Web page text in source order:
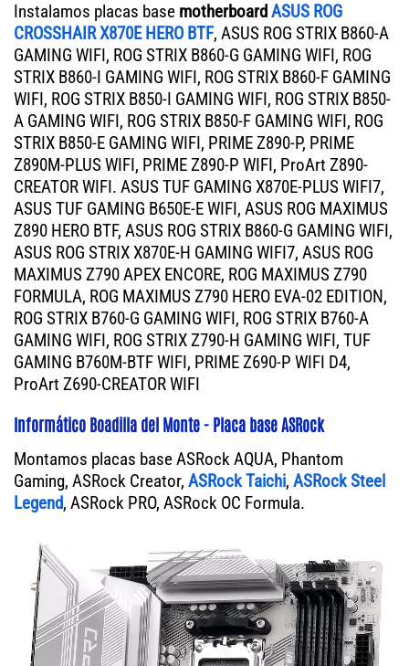
Instalamos placas base motherboardASUS ROG
CROSSHAIR X870E HERO BTF, ASUS ROG STRIX B860-A
GAMING WIFI, ROG STRIX B860-G GAMING WIFI, ROG
STRIX B860-I GAMING WIFI, ROG STRIX B860-F GAMING
WIFI, ROG STRIX B850-I GAMING WIFI, ROG STRIX B850-
A GAMING WIFI, ROG STRIX B850-F GAMING WIFI, ROG
STRIX B850-E GAMING WIFI, PRIME Z890-P, PRIME
Z890M-PLUS WIFI, PRIME Z890-P WIFI, ProArt Z890-
CREATOR WIFI. ASUS TUF GAMING X870E-PLUS WIFI7,
ASUS TUF GAMING B650E-E WIFI, ASUS ROG MAXIMUS
Z890 HERO BTF, ASUS ROG STRIX B860-G GAMING WIFI,
ASUS ROG STRIX X870E-H GAMING WIFI7, ASUS ROG
MAXIMUS Z790 APEX ENCORE, ROG MAXIMUS Z790
FORMULA, ROG MAXIMUS Z790 HERO EVA-02 EDITION,
ROG STRIX B760-G GAMING WIFI, ROG STRIX B760-A
GAMING WIFI, ROG STRIX Z790-H GAMING WIFI, TUF
GAMING B760M-BTF WIFI, PRIME Z690-P WIFI D4,
ProArt Z690-CREATOR WIFI
Informático Boadilla del Monte - Placa base ASRock
Montamos placas base ASRock AQUA, Phantom
Gaming, ASRock Creator, ASRock Taichi, ASRock Steel
Legend, ASRock PRO, ASRock OC Formula.